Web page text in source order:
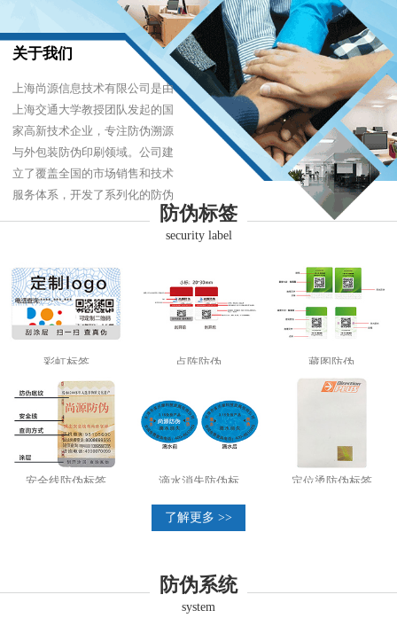
关于我们
上海尚源信息技术有限公司是由
上海交通大学教授团队发起的国
家高新技术企业，专注防伪溯源
与外包装防伪印刷领域。公司建
立了覆盖全国的市场销售和技术
服务体系，开发了系列化的防伪
产品，以难仿制、易识别、优成
本的技术，经受住了市场的严酷
防伪标签
security label
彩虹标签 点阵防伪 藏图防伪
安全线防伪标签 滴水消失防伪标 定位烫防伪标签
了解更多 >>
防伪系统
system